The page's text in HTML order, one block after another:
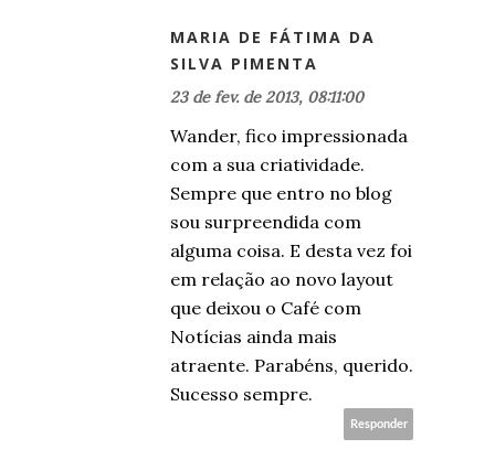
MARIA DE FÁTIMA DA
SILVA PIMENTA
23 de fev. de 2013, 08:11:00
Wander, fico impressionada
com a sua criatividade.
Sempre que entro no blog
sou surpreendida com
alguma coisa. E desta vez foi
em relação ao novo layout
que deixou o Café com
Notícias ainda mais
atraente. Parabéns, querido.
Sucesso sempre.
Responder